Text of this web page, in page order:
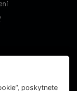
poskytnete